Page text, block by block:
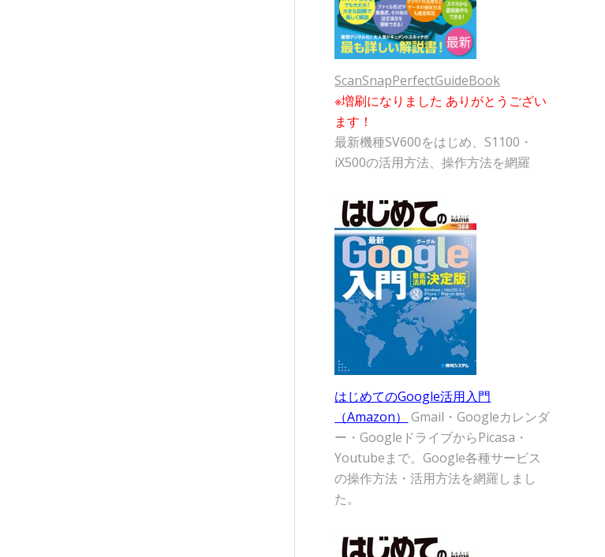
ScanSnapPerfectGuideBook
※増刷になりました ありがとうござい
ます！
最新機種SV600をはじめ、S1100・
iX500の活用方法、操作方法を網羅
はじめてのGoogle活用入門
（Amazon）
Gmail・Googleカレンダ
ー・GoogleドライブからPicasa・
Youtubeまで。Google各種サービス
の操作方法・活用方法を網羅しまし
た。